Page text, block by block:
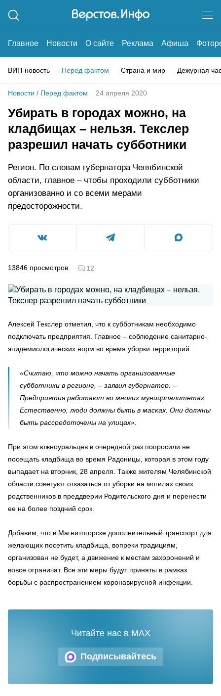
Главное Новости О сайте Реклама Афиша
ВИП-новость Перед фактом Страна и мир Дежурная
Новости / Перед фактом 24 апреля 2020
Убирать в городах можно, на
кладбищах – нельзя. Текслер
разрешил начать субботники
Регион. По словам губернатора Челябинской
области, главное – чтобы проходили субботники
организованно и со всеми мерами
предосторожности.
13846 просмотров 12
Алексей Текслер отметил, что к субботникам необходимо
подключать предприятия. Главное – соблюдение санитарно-
эпидемиологических норм во время уборки территорий.
«Считаю, что можно начать организованные
субботники в регионе, – заявил губернатор. –
Предприятия работают во многих муниципалитетах.
Естественно, люди должны быть в масках. Они должны
быть рассредоточены на улицах».
При этом южноуральцев в очередной раз попросили не
посещать кладбища во время Радоницы, которая в этом году
выпадает на вторник, 28 апреля. Также жителям Челябинской
области советуют отказаться от уборки на могилах своих
родственников в преддверии Родительского дня и перенести
ее на более поздний срок.
Добавим, что в Магнитогорске дополнительный транспорт для
желающих посетить кладбища, вопреки традициям,
организован не будет, а движение к местам захоронений и
вовсе ограничат. Все эти меры будут приняты в рамках
борьбы с распространением коронавирусной инфекции.
Подписывайтесь
Читайте нас в MAX